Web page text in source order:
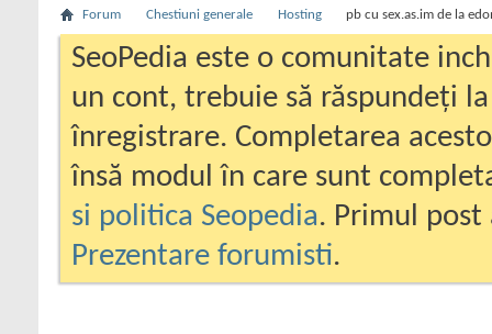
Forum Chestiuni generale Hosting pb cu sex.as.im de la
SeoPedia este o comunitate
un cont, trebuie să răspundeți
înregistrare. Completarea
însă modul în care sunt
si politica Seopedia. Primul
Prezentare forumisti.